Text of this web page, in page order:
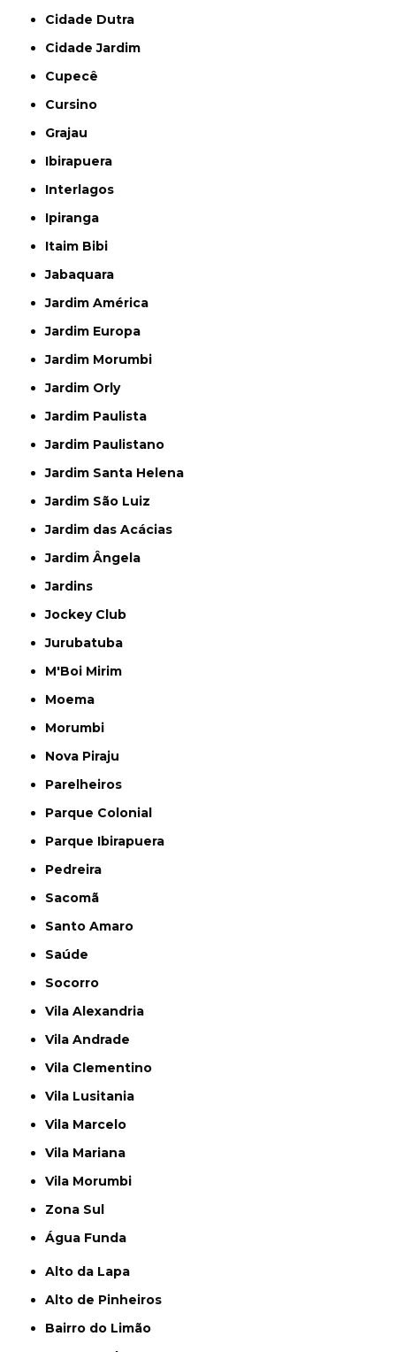
Cidade Dutra
Cidade Jardim
Cupecê
Cursino
Grajau
Ibirapuera
Interlagos
Ipiranga
Itaim Bibi
Jabaquara
Jardim América
Jardim Europa
Jardim Morumbi
Jardim Orly
Jardim Paulista
Jardim Paulistano
Jardim Santa Helena
Jardim São Luiz
Jardim das Acácias
Jardim Ângela
Jardins
Jockey Club
Jurubatuba
M'Boi Mirim
Moema
Morumbi
Nova Piraju
Parelheiros
Parque Colonial
Parque Ibirapuera
Pedreira
Sacomã
Santo Amaro
Saúde
Socorro
Vila Alexandria
Vila Andrade
Vila Clementino
Vila Lusitania
Vila Marcelo
Vila Mariana
Vila Morumbi
Zona Sul
Água Funda
Alto da Lapa
Alto de Pinheiros
Bairro do Limão